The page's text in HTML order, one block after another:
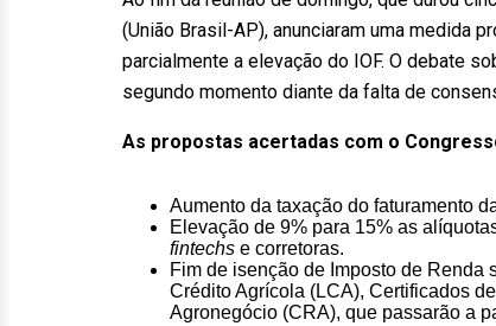
(União Brasil-AP), anunciaram uma medida
parcialmente a elevação do IOF. O debate
segundo momento diante da falta de
As propostas acertadas com o
Aumento da taxação do faturamento
Elevação de 9% para 15% as
fintechs e corretoras.
Fim de isenção de Imposto de Renda
Crédito Agrícola (LCA), Certificados
Agronegócio (CRA), que passarão a